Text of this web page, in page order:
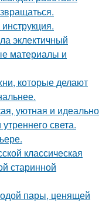
эклектичный
материалы и
которые делают
уютная и идеально
света.
классическая
старинной
пары, ценящей